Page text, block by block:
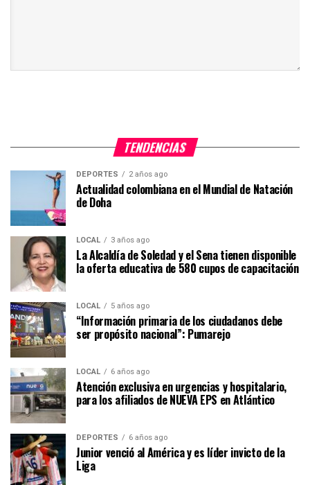
TENDENCIAS
DEPORTES 2 años ago
Actualidad colombiana en el Mundial de Natación
de Doha
LOCAL 3 años ago
La Alcaldía de Soledad y el Sena tienen disponible
la oferta educativa de 580 cupos de capacitación
LOCAL 5 años ago
“Información primaria de los ciudadanos debe
ser propósito nacional”: Pumarejo
LOCAL 6 años ago
Atención exclusiva en urgencias y hospitalario,
para los afiliados de NUEVA EPS en Atlántico
DEPORTES 6 años ago
Junior venció al América y es líder invicto de la
Liga